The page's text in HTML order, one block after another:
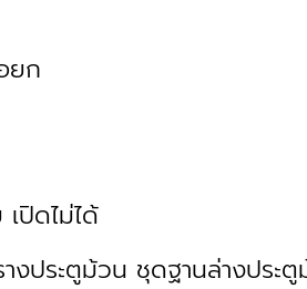
ยก
ปิดไม่ได้
งประตูม้วน ชุดฐานล่างปร